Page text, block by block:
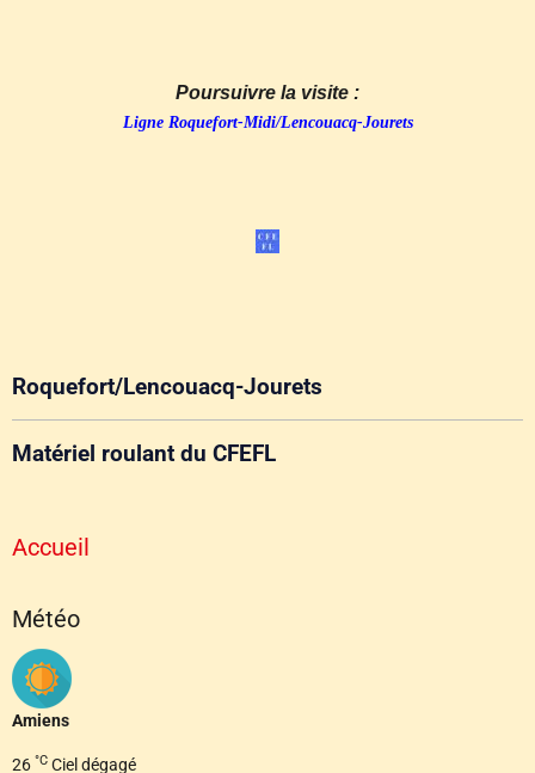
Poursuivre la visite :
Ligne Roquefort-Midi/Lencouacq-Jourets
Roquefort/Lencouacq-Jourets
Matériel roulant du CFEFL
Accueil
Météo
Amiens
26 °C Ciel dégagé